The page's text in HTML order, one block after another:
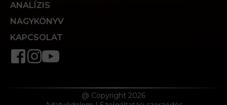
ANALÍZIS
NAGYKÖNYV
KAPCSOLAT
@ Copyright 2026